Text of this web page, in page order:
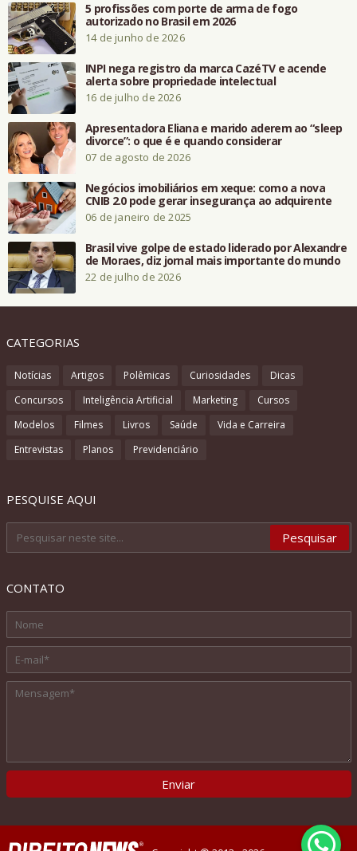
5 profissões com porte de arma de fogo
autorizado no Brasil em 2026
14 de junho de 2026
INPI nega registro da marca CazéTV e acende
alerta sobre propriedade intelectual
16 de julho de 2026
Apresentadora Eliana e marido aderem ao “sleep
divorce”: o que é e quando considerar
07 de agosto de 2026
Negócios imobiliários em xeque: como a nova
CNIB 2.0 pode gerar insegurança ao adquirente
06 de janeiro de 2025
Brasil vive golpe de estado liderado por Alexandre
de Moraes, diz jornal mais importante do mundo
22 de julho de 2026
CATEGORIAS
Notícias Artigos Polêmicas Curiosidades
Dicas
Concursos
Inteligência Artificial Marketing
Cursos
Modelos
Filmes Livros Saúde
Vida e Carreira
Entrevistas
Planos Previdenciário
PESQUISE AQUI
CONTATO